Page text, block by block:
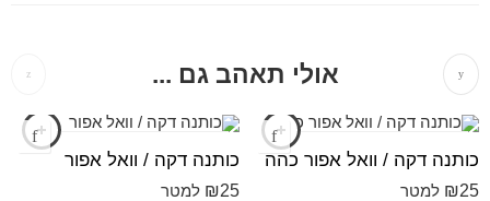
אולי תאהב גם ...
כותנה דקה / וואל אפור כהה
₪25 למטר
כותנה דקה / וואל אפור
₪25 למטר